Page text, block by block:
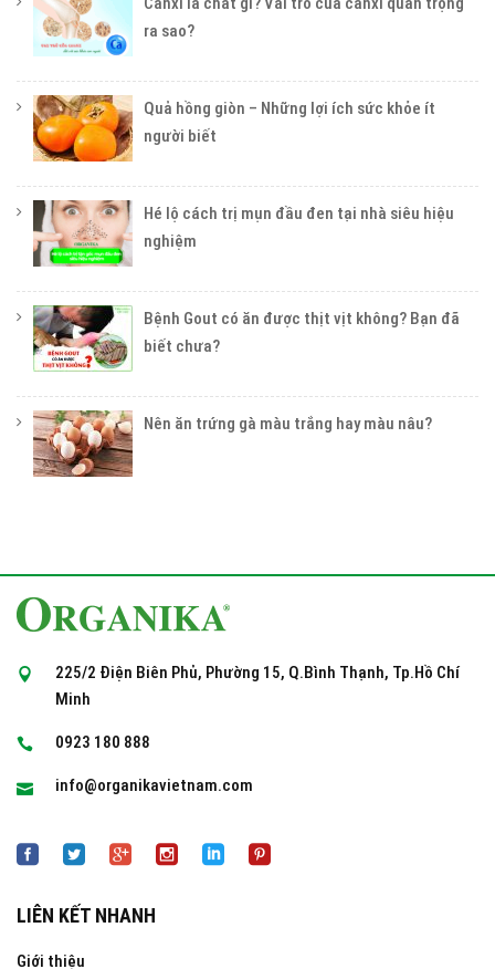
ra sao?
Quả hồng giòn – Những lợi ích sức khỏe ít
người biết
Hé lộ cách trị mụn đầu đen tại nhà siêu hiệu
nghiệm
Bệnh Gout có ăn được thịt vịt không? Bạn đã
biết chưa?
Nên ăn trứng gà màu trắng hay màu nâu?
225/2 Điện Biên Phủ, Phường 15, Q.Bình Thạnh, Tp.Hồ Chí
Minh
0923 180 888
info@organikavietnam.com
LIÊN KẾT NHANH
Giới thiệu